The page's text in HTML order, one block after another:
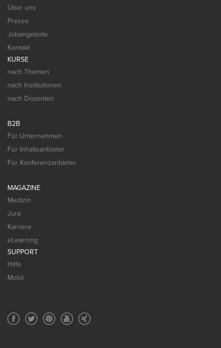
Über uns
Presse
Jobangebote
Kontakt
KURSE
nach Themen
nach Institutionen
nach Dozenten
B2B
Für Unternehmen
Für Inhaltsanbieter
Für Konferenzanbieter
MAGAZINE
Medizin
Jura
Karriere
eLearning
SUPPORT
Hilfe
Mobil